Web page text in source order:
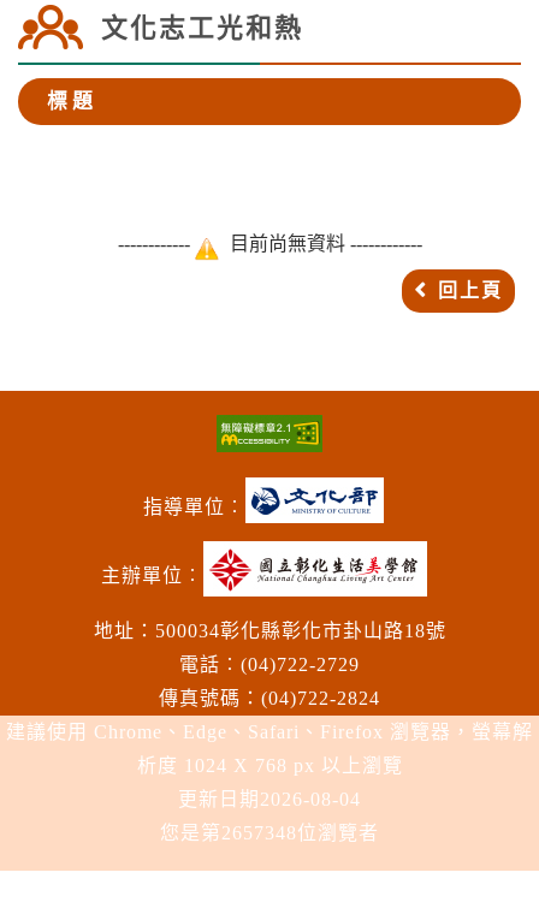
文化志工光和熱
標 題
------------ 目前尚無資料 ------------
回上頁
指導單位︰
主辦單位︰
地址：500034彰化縣彰化市卦山路18號
電話︰(04)722-2729
傳真號碼：(04)722-2824
建議使用 Chrome、Edge、Safari、Firefox 瀏覽器，螢幕解
析度 1024 X 768 px 以上瀏覽
更新日期 2026-08-04
您是第2657348位瀏覽者